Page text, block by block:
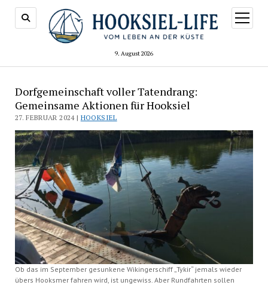
9. August 2026
Menü
öffnen
Dorfgemeinschaft voller Tatendrang:
Gemeinsame Aktionen für Hooksiel
27. FEBRUAR 2024 | HOOKSIEL
Ob das im September gesunkene Wikingerschiff „Tykir“ jemals wieder
übers Hooksmer fahren wird, ist ungewiss. Aber Rundfahrten sollen